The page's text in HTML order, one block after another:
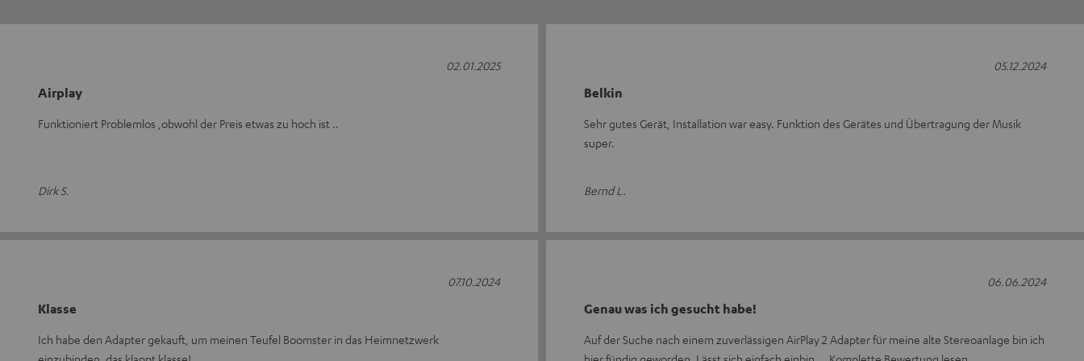
Airplay
Funktioniert Problemlos ,obwohl der Preis etwas zu hoch ist ..
Dirk S.
02.01.2025
Belkin
Sehr gutes Gerät, Installation war easy. Funktion des Gerätes und Übertragung der Musik
super.
Bernd L.
05.12.2024
Klasse
Ich habe den Adapter gekauft, um meinen Teufel Boomster in das Heimnetzwerk
07.10.2024
Genau was ich gesucht habe!
Auf der Suche nach einem zuverlässigen AirPlay 2 Adapter für meine alte Stereoanlage bin ich
06.06.2024